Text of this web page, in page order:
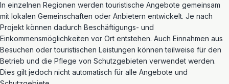
In einzelnen Regionen werden touristische Angebote gemeinsam
mit lokalen Gemeinschaften oder Anbietern entwickelt. Je nach
Projekt können dadurch Beschäftigungs- und
Einkommensmöglichkeiten vor Ort entstehen. Auch Einnahmen aus
Besuchen oder touristischen Leistungen können teilweise für den
Betrieb und die Pflege von Schutzgebieten verwendet werden.
Dies gilt jedoch nicht automatisch für alle Angebote und